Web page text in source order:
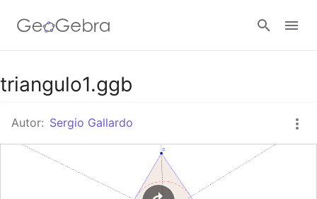
Google Classroom
GeoGebra Classroom
Abrir sesión
triangulo1.ggb
Autor: Sergio Gallardo